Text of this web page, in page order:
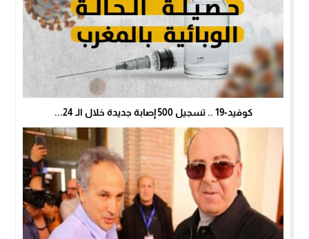
كوفيد-19 .. تسجيل 500 إصابة جديدة خلال الـ 24...